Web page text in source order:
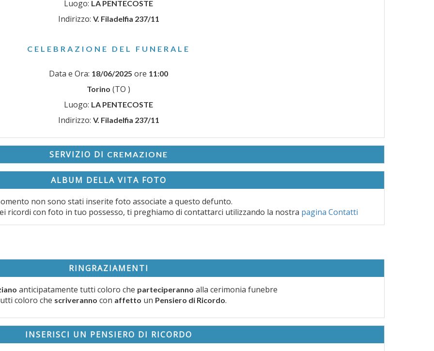
Luogo: LA PENTECOSTE
Indirizzo: V. Filadelfia 237/11
CELEBRAZIONE DEL FUNERALE
Data e Ora: 18/06/2025 ore 11:00
Torino (TO )
Luogo: LA PENTECOSTE
Indirizzo: V. Filadelfia 237/11
SERVIZIO DI CREMAZIONE
ALBUM DELLA VITA FOTO
non sono stati inserite foto associate a questo defunto.
ricordi con foto in tuo possesso, ti preghiamo di contattarci utilizzando la nostra pagina Contatti
RINGRAZIAMENTI
anticipatamente tutti coloro che parteciperanno alla cerimonia funebre
coloro che scriveranno con affetto un Pensiero di Ricordo.
INSERISCI UN PENSIERO DI RICORDO